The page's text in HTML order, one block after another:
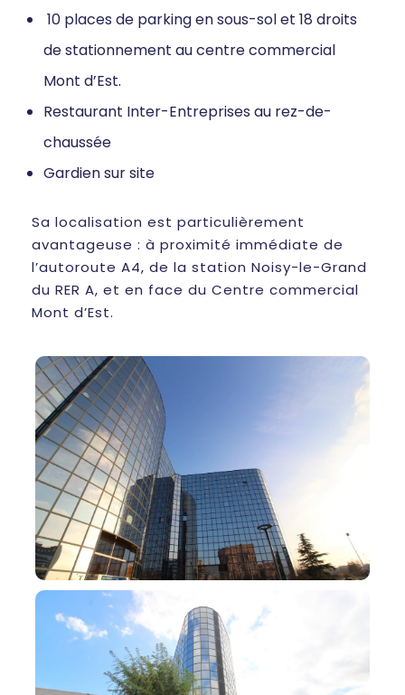
10 places de parking en sous-sol et 18 droits
de stationnement au centre commercial
Mont d’Est.
Restaurant Inter-Entreprises au rez-de-
chaussée
Gardien sur site
Sa localisation est particulièrement
avantageuse : à proximité immédiate de
l’autoroute A4, de la station Noisy-le-Grand
du RER A, et en face du Centre commercial
Mont d’Est.